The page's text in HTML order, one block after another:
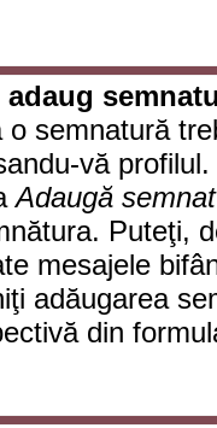
o semnatură
vă
Adaugă
Puteţi,
mesajele
adăugarea
din